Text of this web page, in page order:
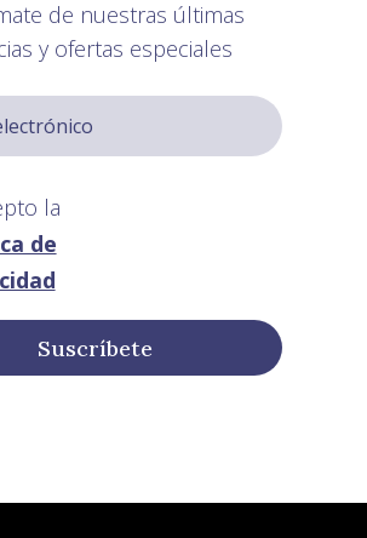
de nuestras últimas
y ofertas especiales
la
de
Suscríbete